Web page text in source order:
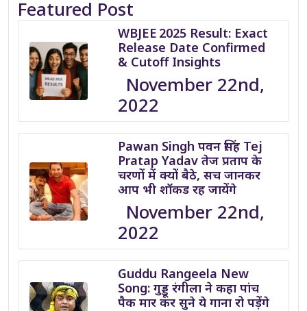
Featured Post
WBJEE 2025 Result: Exact
Release Date Confirmed
& Cutoff Insights
November 22nd,
2022
Pawan Singh पवन सिंह Tej
Pratap Yadav तेज प्रताप के
चरणों में क्यों बैठे, सच जानकर
आप भी शॉकड रह जायेंगे
November 22nd,
2022
Guddu Rangeela New
Song: गुड्डू रंगीला ने कहा पांच
पैक मार कर सुने ये गाना रो पड़ेंगे